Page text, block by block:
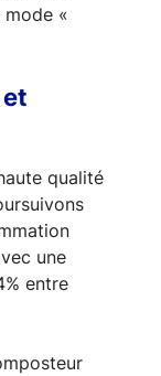
mode «
qualité
une
entre